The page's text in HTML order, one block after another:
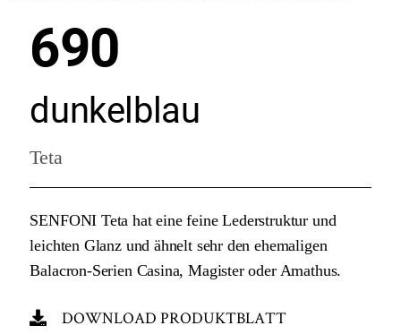
690
dunkelblau
Teta
SENFONI Teta hat eine feine Lederstruktur und
leichten Glanz und ähnelt sehr den ehemaligen
Balacron-Serien Casina, Magister oder Amathus.
DOWNLOAD PRODUKTBLATT